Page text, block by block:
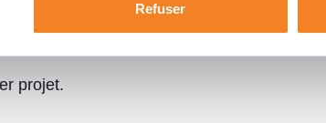
Refuser
confortable et
projet.